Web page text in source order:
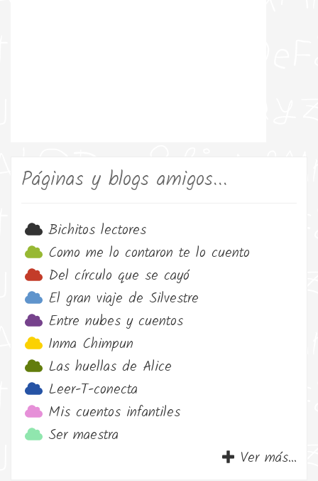
Páginas y blogs amigos...
Bichitos lectores
Como me lo contaron te lo cuento
Del círculo que se cayó
El gran viaje de Silvestre
Entre nubes y cuentos
Inma Chimpun
Las huellas de Alice
Leer-T-conecta
Mis cuentos infantiles
Ser maestra
Ver más...